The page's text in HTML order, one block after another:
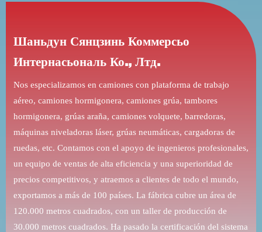
Шаньдун Сянцзинь Коммерсьо
Интернасьональ Ко., Лтд.
Nos especializamos en camiones con plataforma de trabajo
aéreo, camiones hormigonera, camiones grúa, tambores
hormigonera, grúas araña, camiones volquete, barredoras,
máquinas niveladoras láser, grúas neumáticas, cargadoras de
ruedas, etc. Contamos con el apoyo de ingenieros profesionales,
un equipo de ventas de alta eficiencia y una superioridad de
precios competitivos, y atraemos a clientes de todo el mundo,
exportamos a más de 100 países. La fábrica cubre un área de
120.000 metros cuadrados, con un taller de producción de
30.000 metros cuadrados. Ha pasado la certificación del sistema